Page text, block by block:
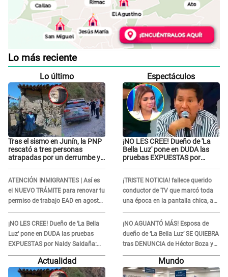
Lo más reciente
Lo último
Tras el sismo en Junín, la PNP
rescató a tres personas
atrapadas por un derrumbe y
ATENCIÓN INMIGRANTES | Así es
el NUEVO TRÁMITE para renovar tu
permiso de trabajo EAD en agosto
del 2026
¡NO LES CREE! Dueño de 'La Bella
Luz' pone en DUDA las pruebas
EXPUESTAS por Naldy Saldaña:
“Quizá se han editado...”
Espectáculos
¡NO LES CREE! Dueño de 'La
Bella Luz' pone en DUDA las
pruebas EXPUESTAS por
¡TRISTE NOTICIA! fallece querido
conductor de TV que marcó toda
una época en la pantalla chica, así
fue su repentino adiós
¡NO AGUANTÓ MÁS! Esposa de
dueño de ‘La Bella Luz’ SE QUIEBRA
tras DENUNCIA de Héctor Boza y
ARREMETE contra Claudia Salazar
Actualidad Mundo